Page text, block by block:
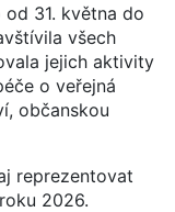
31. května do
všech
jejich aktivity
o veřejná
občanskou
reprezentovat
2026.